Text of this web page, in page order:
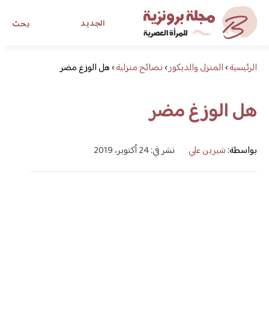
بحث الجديد
مجلة برونزية للفتاة العصرية
ابحث عن أي موضوع يهمك
الرئيسية›المنزل والديكور›نصائح منزلية›هل الوزغ مضر
هل الوزغ مضر
بواسطة:شيرين علي نشر في: 24 أكتوبر، 2019